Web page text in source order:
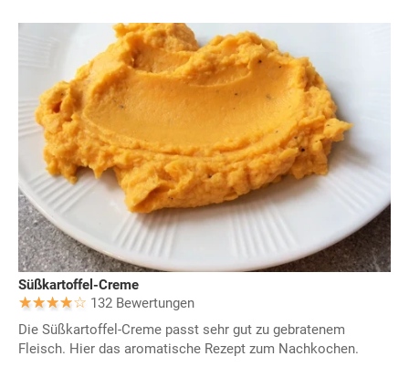
Süßkartoffel-Creme
132 Bewertungen
Die Süßkartoffel-Creme passt sehr gut zu gebratenem
Fleisch. Hier das aromatische Rezept zum Nachkochen.